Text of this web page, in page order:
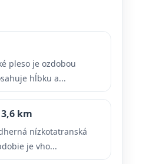
pleso je ozdobou
hĺbku a...
3,6 km
nízkotatranská
je vho...